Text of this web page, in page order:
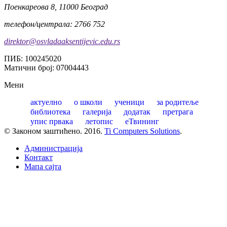
Поенкареова 8, 11000 Београд
телефон/централа: 2766 752
direktor@osvladaaksentijevic.edu.rs
ПИБ: 100245020
Матични број: 07004443
Мени
актуелно
о школи ученици
за родитеље
библиотека
галерија додатак
претрага
упис првака
летопис
еТвининг
© Законом заштићено. 2016. Ti Computers Solutions.
Администрација
Контакт
Mапа сајта